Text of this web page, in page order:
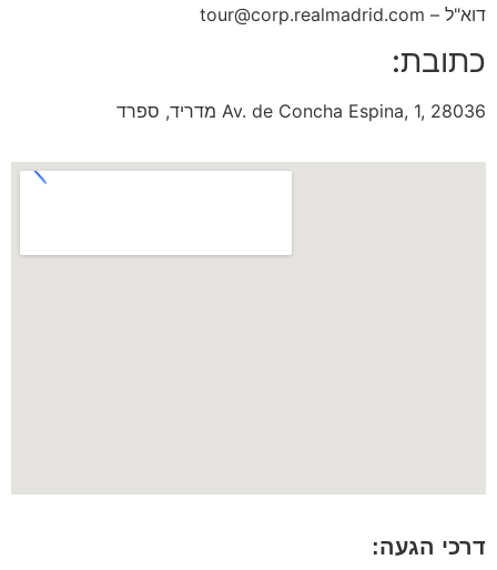
דוא"ל – tour@corp.realmadrid.com
כתובת:
Av. de Concha Espina, 1, 28036 מדריד, ספרד
דרכי הגעה: